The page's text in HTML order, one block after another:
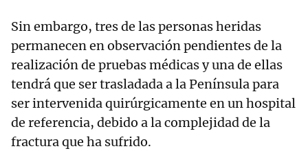
Sin embargo, tres de las personas heridas
permanecen en observación pendientes de la
realización de pruebas médicas y una de ellas
tendrá que ser trasladada a la Península para
ser intervenida quirúrgicamente en un hospital
de referencia, debido a la complejidad de la
fractura que ha sufrido.